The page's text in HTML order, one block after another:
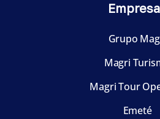
Grupo
Magri
Magri Tour
Emeté